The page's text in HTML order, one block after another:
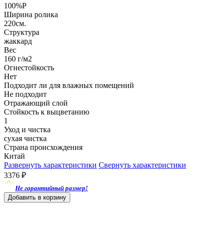
100%P
Ширина ролика
220см.
Структура
жаккард
Вес
160 г/м2
Огнестойкость
Нет
Подходит ли для влажных помещений
Не подходит
Отражающий слой
Стойкость к выцветанию
1
Уход и чистка
сухая чистка
Страна происхождения
Китай
Развернуть характеристики Свернуть характеристики
3376 ₽
Не гарантийный размер!
Добавить в корзину